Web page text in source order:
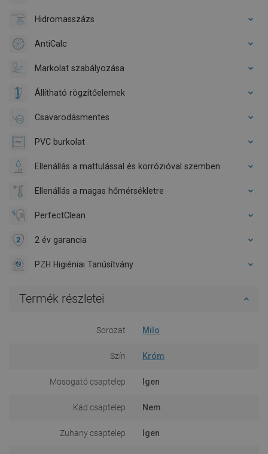
Hidromasszázs
AntiCalc
Markolat szabályozása
Állítható rögzítőelemek
Csavarodásmentes
PVC burkolat
Ellenállás a mattulással és korrózióval szemben
Ellenállás a magas hőmérsékletre
PerfectClean
2 év garancia
PZH Higiéniai Tanúsítvány
Termék részletei
Sorozat Milo
Szín Króm
Mosogató csaptelep Igen
Kád csaptelep Nem
Zuhany csaptelep Igen